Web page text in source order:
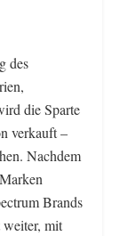
des
die Sparte
verkauft –
Nachdem
Brands
mit